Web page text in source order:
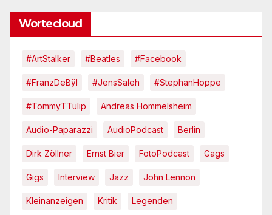
Wortecloud
#ArtStalker #Beatles #Facebook
#FranzDeBÿl #JensSaleh #StephanHoppe
#TommyTTulip Andreas Hommelsheim
Audio-Paparazzi AudioPodcast Berlin
Dirk Zöllner Ernst Bier FotoPodcast Gags
Gigs Interview Jazz John Lennon
Kleinanzeigen Kritik Legenden